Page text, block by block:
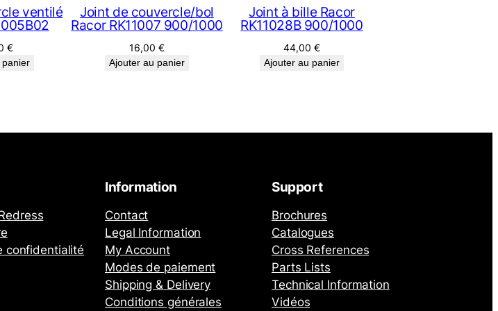
ventilé
€
panier
Joint de couvercle/bol
Racor RK11007 900/1000
16,00 €
Ajouter au panier
Joint à bille Racor
RK11028B 900/1000
44,00 €
Ajouter au panier
confidentialité
Information
Contact
Legal Information
My Account
Modes de paiement
Shipping & Delivery
Conditions générales
Support
Brochures
Catalogues
Cross References
Parts Lists
Technical Information
Vidéos